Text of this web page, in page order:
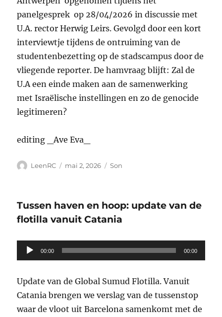
panelgesprek op 28/04/2026 in discussie met
U.A. rector Herwig Leirs. Gevolgd door een kort
interviewtje tijdens de ontruiming van de
studentenbezetting op de stadscampus door de
vliegende reporter. De hamvraag blijft: Zal de
U.A een einde maken aan de samenwerking
met Israëlische instellingen en zo de genocide
legitimeren?
editing _Ave Eva_
Auteur
LeenRC
Publié
mai 2, 2026 Format
Son
Tussen haven en hoop: update van de
flotilla vanuit Catania
Lecteur
audio
00:00 00:00
Update van de Global Sumud Flotilla. Vanuit
Catania brengen we verslag van de tussenstop
waar de vloot uit Barcelona samenkomt met de